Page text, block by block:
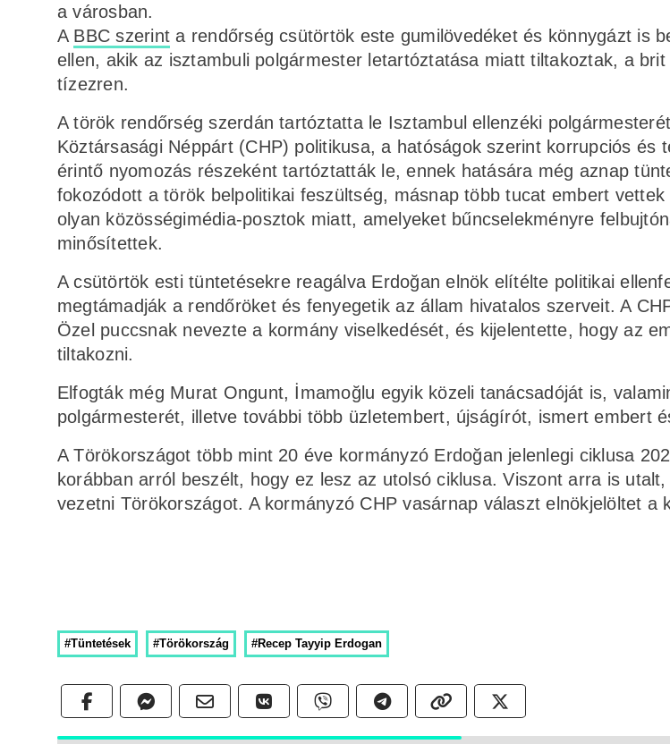
a városban.
A BBC szerint a rendőrség csütörtök este gumilövedéket és könnygázt is
ellen, akik az isztambuli polgármester letartóztatása miatt tiltakoztak, a
tízezren.
A török rendőrség szerdán tartóztatta le Isztambul ellenzéki
Köztársasági Néppárt (CHP) politikusa, a hatóságok szerint korrupciós és
érintő nyomozás részeként tartóztatták le, ennek hatására még aznap
fokozódott a török belpolitikai feszültség, másnap több tucat embert
olyan közösségimédia-posztok miatt, amelyeket bűncselekményre
minősítettek.
A csütörtök esti tüntetésekre reagálva Erdoğan elnök elítélte politikai
megtámadják a rendőröket és fenyegetik az állam hivatalos szerveit. A
Özel puccsnak nevezte a kormány viselkedését, és kijelentette, hogy az
tiltakozni.
Elfogták még Murat Ongunt, İmamoğlu egyik közeli tanácsadóját is,
polgármesterét, illetve további több üzletembert, újságírót, ismert embert
A Törökországot több mint 20 éve kormányzó Erdoğan jelenlegi ciklusa
korábban arról beszélt, hogy ez lesz az utolsó ciklusa. Viszont arra is
vezetni Törökországot. A kormányzó CHP vasárnap választ elnökjelöltet a
#Tüntetések #Törökország #Recep Tayyip Erdogan